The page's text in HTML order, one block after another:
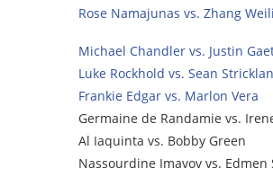
Rose Namajunas vs. Zhang Weili
Michael Chandler vs. Justin
Luke Rockhold vs. Sean
Frankie Edgar vs. Marlon Vera
Germaine de Randamie vs.
Al Iaquinta vs. Bobby Green
Nassourdine Imavov vs. Edmen